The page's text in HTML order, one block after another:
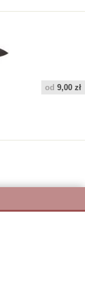
od 9,00 zł